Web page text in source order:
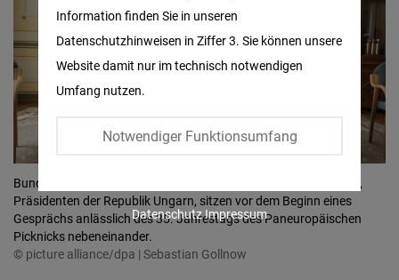
Bundespräsident Frank-Walter Steinmeier (l) und Tamas Sulyok,
Präsidenten der Republik Ungarn, sitzen vor dem Beginn eines
Gesprächs anlässlich des 35. Jahrestags des Paneuropäischen
Picknicks nebeneinander.
© picture alliance/dpa | Sebastian Gollnow
Information finden Sie in unseren
Datenschutzhinweisen in Ziffer 3. Sie können unsere
Website damit nur im technisch notwendigen
Umfang nutzen.
Notwendiger Funktionsumfang
Twitter
Embed
Instagram
Embed
Google
DatenschutzImpressum